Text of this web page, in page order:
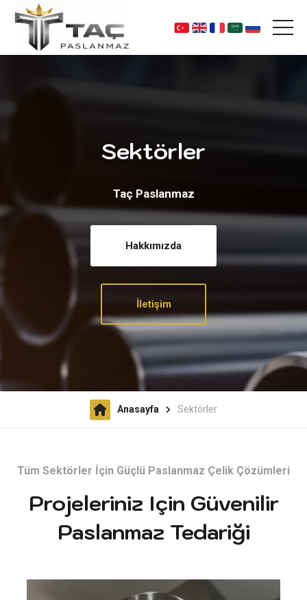
Sektörler
Taç Paslanmaz
Hakkımızda
İletişim
Anasayfa Sektörler
Tüm Sektörler İçin Güçlü Paslanmaz Çelik Çözümleri
Projeleriniz Için Güvenilir
Paslanmaz Tedariği